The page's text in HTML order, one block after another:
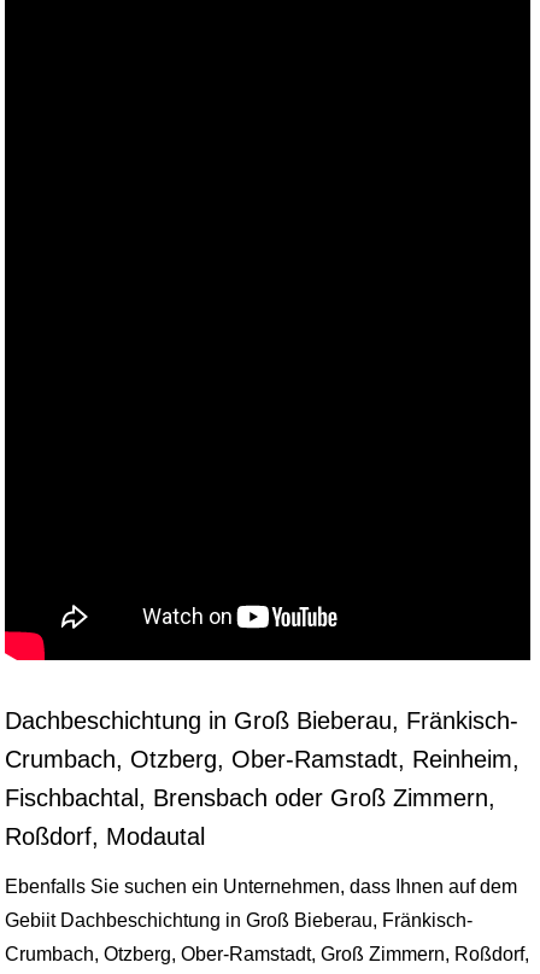
Dachbeschichtung in Groß Bieberau, Fränkisch-
Crumbach, Otzberg, Ober-Ramstadt, Reinheim,
Fischbachtal, Brensbach oder Groß Zimmern,
Roßdorf, Modautal
Ebenfalls Sie suchen ein Unternehmen, dass Ihnen auf dem
Gebiit Dachbeschichtung in Groß Bieberau, Fränkisch-
Crumbach, Otzberg, Ober-Ramstadt, Groß Zimmern, Roßdorf,